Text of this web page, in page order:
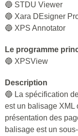
🔵 STDU Viewer
🔵 Xara DEsigner
🔵 XPS Annotator
Le programme
🔵 XPSView
Description
🔵 La spécification
est un balisage XML
présentation des
balisage est un